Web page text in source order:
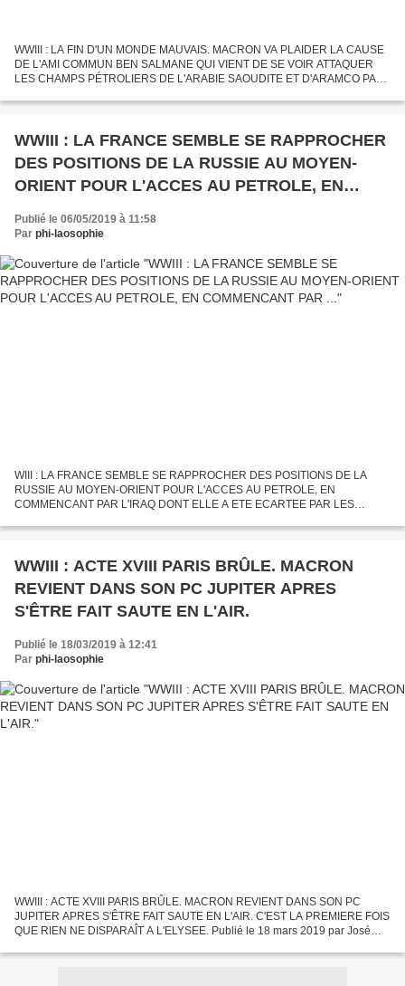
WWIII : LA FIN D'UN MONDE MAUVAIS. MACRON VA PLAIDER LA CAUSE
DE L'AMI COMMUN BEN SALMANE QUI VIENT DE SE VOIR ATTAQUER
LES CHAMPS PÉTROLIERS DE L'ARABIE SAOUDITE ET D'ARAMCO PAR
PRÉSIDENT DE...
WWIII : LA FRANCE SEMBLE SE RAPPROCHER
DES POSITIONS DE LA RUSSIE AU MOYEN-
ORIENT POUR L'ACCES AU PETROLE, EN
Publié le 06/05/2019 à 11:58
Par phi-laosophie
WIII : LA FRANCE SEMBLE SE RAPPROCHER DES POSITIONS DE LA
RUSSIE AU MOYEN-ORIENT POUR L'ACCES AU PETROLE, EN
COMMENCANT PAR L'IRAQ DONT ELLE A ETE ECARTEE PAR LES
José Pedro, collectif des...
WWIII : ACTE XVIII PARIS BRÛLE. MACRON
REVIENT DANS SON PC JUPITER APRES
S'ÊTRE FAIT SAUTE EN L'AIR.
Publié le 18/03/2019 à 12:41
Par phi-laosophie
WWIII : ACTE XVIII PARIS BRÛLE. MACRON REVIENT DANS SON PC
JUPITER APRES S'ÊTRE FAIT SAUTE EN L'AIR. C'EST LA PREMIERE FOIS
QUE RIEN NE DISPARAÎT A L'ELYSEE. Publié le 18 mars 2019 par José